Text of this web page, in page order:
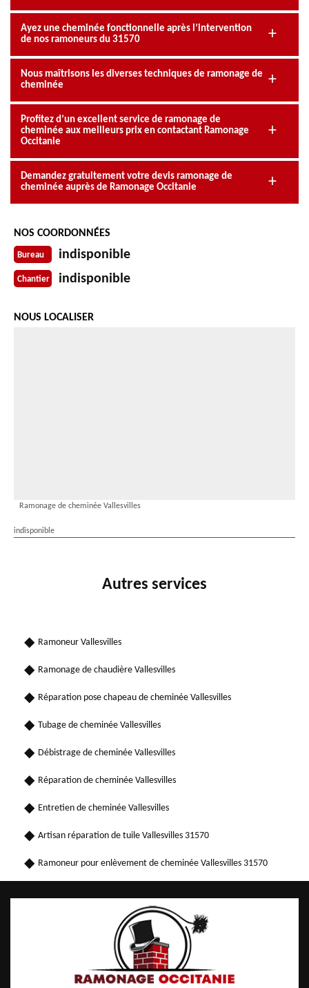
Ayez une cheminée fonctionnelle après l’intervention
de nos ramoneurs du 31570
Nous maîtrisons les diverses techniques de ramonage de
cheminée
Profitez d’un excellent service de ramonage de
cheminée aux meilleurs prix en contactant Ramonage
Occitanie
Demandez gratuitement votre devis ramonage de
cheminée auprès de Ramonage Occitanie
NOS COORDONNÉES
Bureau indisponible
Chantier indisponible
NOUS LOCALISER
Ramonage de cheminée Vallesvilles
indisponible
Autres services
Ramoneur Vallesvilles
Ramonage de chaudière Vallesvilles
Réparation pose chapeau de cheminée Vallesvilles
Tubage de cheminée Vallesvilles
Débistrage de cheminée Vallesvilles
Réparation de cheminée Vallesvilles
Entretien de cheminée Vallesvilles
Artisan réparation de tuile Vallesvilles 31570
Ramoneur pour enlèvement de cheminée Vallesvilles 31570